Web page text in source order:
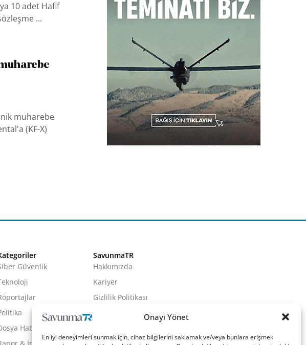
Onayı Yönet
En iyi deneyimleri sunmak için, cihaz bilgilerini saklamak ve/veya bunlara erişmek
10 adet Hafif
...
muharebe
(KF-X)
Güvenlik
Haber
SavunmaTR
Hakkımızda
Kariyer
Gizlilik Politikası